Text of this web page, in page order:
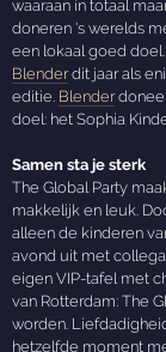
waaraan in totaal
doneren 's werelds
een lokaal goed
Blenderdit jaar als
editie. Blender
doel: het Sophia
Samen sta je sterk
The Global Party
makkelijk en leuk.
alleen de kinderen
avond uit met
eigen VIP-tafel met
van Rotterdam: The
worden.
hetzelfde moment